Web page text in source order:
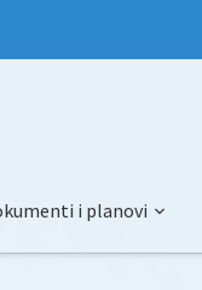
i planovi